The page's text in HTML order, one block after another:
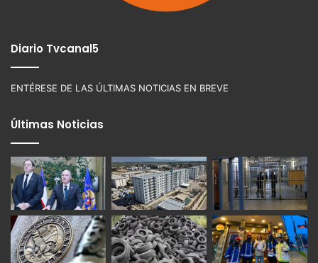
Diario Tvcanal5
ENTÉRESE DE LAS ÚLTIMAS NOTICIAS EN BREVE
Últimas Noticias